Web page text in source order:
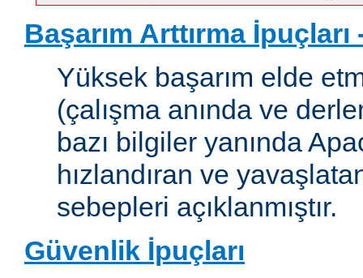
Başarım Arttırma
Yüksek başarım elde
(çalışma anında ve
bazı bilgiler yanında
hızlandıran ve
sebepleri açıklanmıştır.
Güvenlik İpuçları